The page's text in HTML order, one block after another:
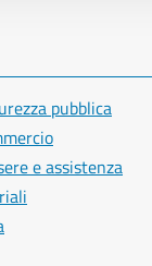
pubblica
e assistenza